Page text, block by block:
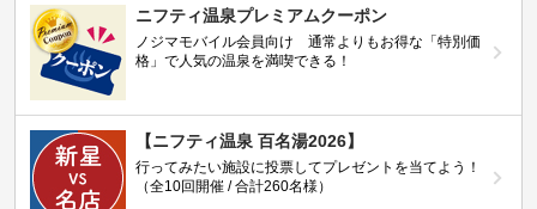
ニフティ温泉プレミアムクーポン
ノジマモバイル会員向け 通常よりもお得な「特別価
格」で人気の温泉を満喫できる！
【ニフティ温泉 百名湯2026】
行ってみたい施設に投票してプレゼントを当てよう！
（全10回開催 / 合計260名様）